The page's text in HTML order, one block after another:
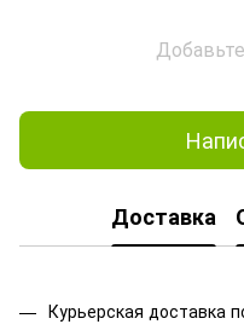
Доставка
Курьерская доставка